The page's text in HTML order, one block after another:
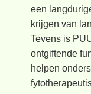
een
krijgen van
Tevens is
ontgiftende
helpen